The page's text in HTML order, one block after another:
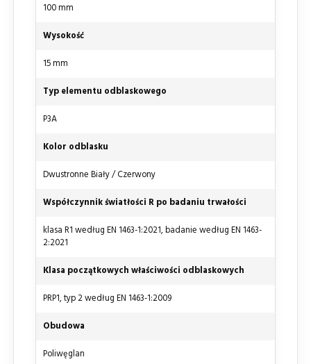
100 mm
Wysokość
15 mm
Typ elementu odblaskowego
P3A
Kolor odblasku
Dwustronne Biały / Czerwony
Współczynnik światłości R po badaniu trwałości
klasa R1 według EN 1463-1:2021, badanie według EN 1463-
2:2021
Klasa początkowych właściwości odblaskowych
PRP1, typ 2 według EN 1463-1:2009
Obudowa
Poliwęglan